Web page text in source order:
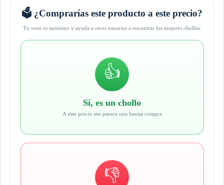
🗳️ ¿Comprarías este producto a este precio?
Tu voto es anónimo y ayuda a otros usuarios a encontrar los mejores chollos.
👍
Sí, es un chollo
A este precio me parece una buena compra
👎